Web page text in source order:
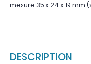
mesure 35 x 24 x 19 mm
DESCRIPTION